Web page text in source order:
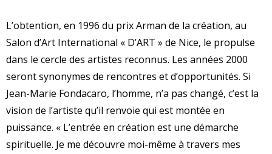
L’obtention, en 1996 du prix Arman de la création, au
Salon d’Art International « D’ART » de Nice, le propulse
dans le cercle des artistes reconnus. Les années 2000
seront synonymes de rencontres et d’opportunités. Si
Jean-Marie Fondacaro, l’homme, n’a pas changé, c’est la
vision de l’artiste qu’il renvoie qui est montée en
puissance. « L’entrée en création est une démarche
spirituelle. Je me découvre moi-même à travers mes